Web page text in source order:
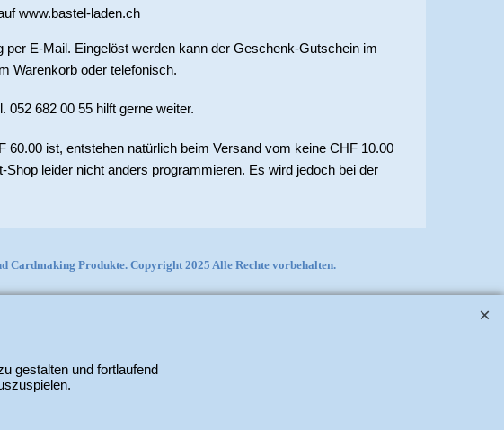
www.bastel-laden.ch
E-Mail. Eingelöst werden kann der Geschenk-Gutschein im
Warenkorb oder telefonisch.
052 682 00 55 hilft gerne weiter.
ist, entstehen natürlich beim Versand vom keine CHF 10.00
leider nicht anders programmieren. Es wird jedoch bei der
Cardmaking Produkte. Copyright 2025 Alle Rechte vorbehalten.
gestalten und fortlaufend